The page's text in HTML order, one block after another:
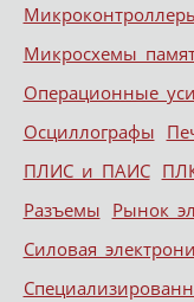
Микросхемы
Операционные
Осциллографы
ПЛИС и ПАИС
Разъемы Рынок
Силовая